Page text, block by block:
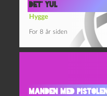
Det’ Yul
Hygge
For 8 år siden
Manden med pistolen